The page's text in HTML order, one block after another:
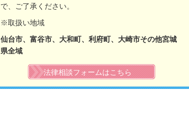
で、ご了承ください。
※取扱い地域
仙台市、富谷市、大和町、利府町、大崎市その他宮城
県全域
法律相談フォームはこちら